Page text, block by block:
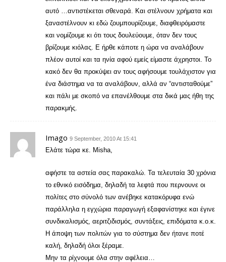
αυτό …αντιστέκεται σθεναρά. Και στέλνουν χρήματα και
ξαναστέλνουν κι εδώ ζουμπουρίζουμε, διαφθειρόμαστε
και νομίζουμε κι ότι τους δουλεύουμε, όταν δεν τους
βρίζουμε κιόλας. Ε ήρθε κάποτε η ώρα να αναλάβουν
πλέον αυτοί και τα ηνία αφού εμείς είμαστε άχρηστοι. Το
κακό δεν θα προκύψει αν τους αφήσουμε τουλάχιστον για
ένα διάστημα να τα αναλάβουν, αλλά αν “αντισταθούμε”
και πάλι με σκοπό να επανέλθουμε στα δικά μας ήθη της
παρακμής.
Imago 9 September, 2010 At 15:41
Ελάτε τώρα κε. Misha,
αφήστε τα αστεία σας παρακαλώ. Τα τελευταία 30 χρόνια
το εθνικό εισόδημα, δηλαδή τα λεφτά που περνουνε οι
πολίτες στο σύνολό των ανέβηκε κατακόρυφα ενώ
παράλληλα η εγχώρια παραγωγή εξαφανίστηκε και έγινε
συνδικαλισμός, αεριτζιδισμός, συντάξεις, επιδόματα κ.ο.κ.
Η άποψη των πολιτών για το σύστημα δεν ήτανε ποτέ
καλή, δηλαδή όλοι ξέραμε.
Μην τα ρίχνουμε όλα στην αφέλεια…